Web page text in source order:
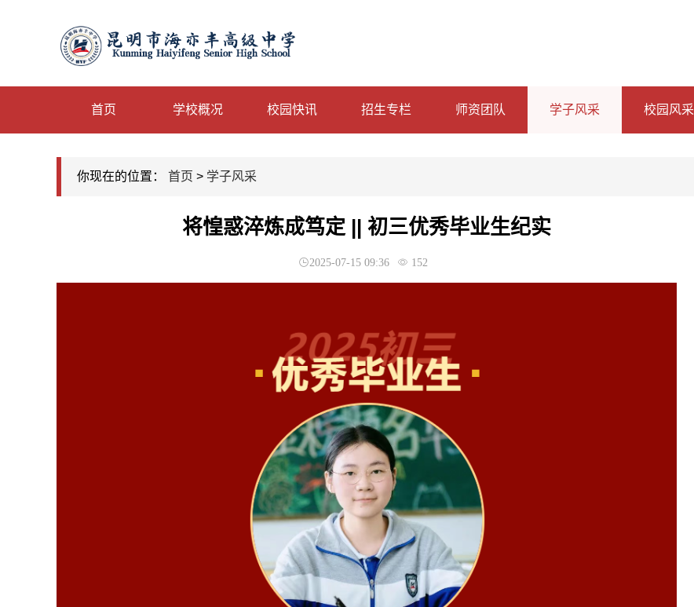
首页 学校概况 校园快讯 招生专栏 师资团队 学子风采 校园风采
你现在的位置： 首页 > 学子风采
将惶惑淬炼成笃定 || 初三优秀毕业生纪实
2025-07-15 09:36 152